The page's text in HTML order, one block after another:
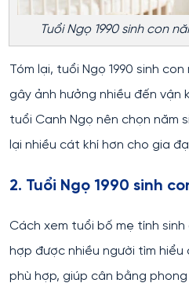
Tuổi Ngọ 1990 sinh con
Tóm lại, tuổi Ngọ 1990 sinh
gây ảnh hưởng nhiều đến vận
tuổi Canh Ngọ nên chọn năm
lại nhiều cát khí hơn cho gia
2. Tuổi Ngọ 1990 sinh
Cách xem tuổi bố mẹ tính
hợp được nhiều người tìm
phù hợp, giúp cân bằng